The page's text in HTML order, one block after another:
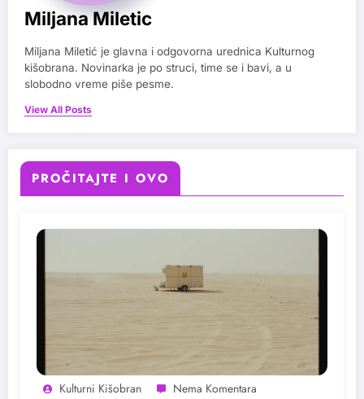
Miljana Miletic
Miljana Miletić je glavna i odgovorna urednica Kulturnog
kišobrana. Novinarka je po struci, time se i bavi, a u
slobodno vreme piše pesme.
View All Posts
PROČITAJTE I OVO
Kulturni Kišobran